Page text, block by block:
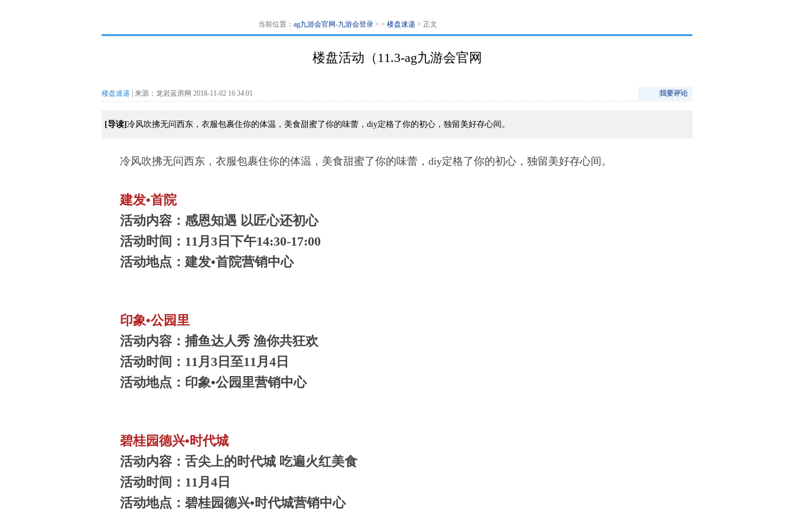
当前位置： ag九游会官网-九游会登录 > > 楼盘速递 > 正文
楼盘活动（11.3-ag九游会官网
楼盘速递 | 来源：龙岩蓝房网 2018-11-02 16:34:01 我要评论
[导读] 冷风吹拂无问西东，衣服包裹住你的体温，美食甜蜜了你的味蕾，diy定格了你的初心，独留美好存心间。
冷风吹拂无问西东，衣服包裹住你的体温，美食甜蜜了你的味蕾，diy定格了你的初心，独留美好存心间。
建发•首院
活动内容：感恩知遇 以匠心还初心
活动时间：11月3日下午14:30-17:00
活动地点：建发•首院营销中心
印象•公园里
活动内容：捕鱼达人秀 渔你共狂欢
活动时间：11月3日至11月4日
活动地点：印象•公园里营销中心
碧桂园德兴•时代城
活动内容：舌尖上的时代城 吃遍火红美食
活动时间：11月4日
活动地点：碧桂园德兴•时代城营销中心